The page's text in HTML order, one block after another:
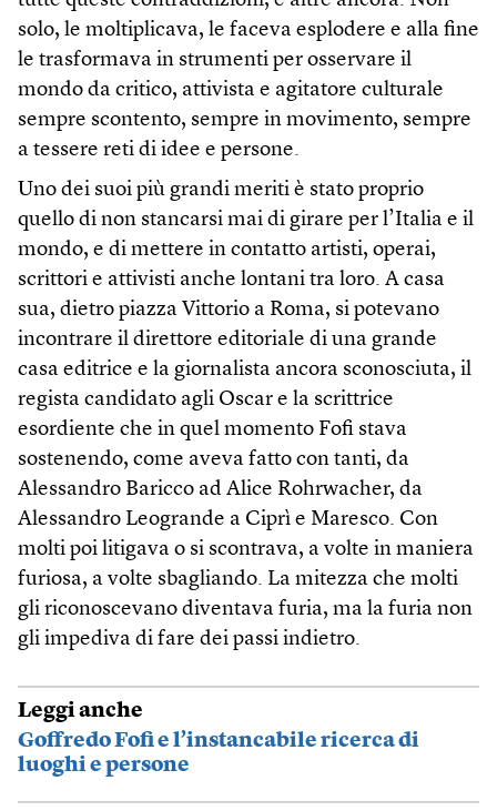
solo, le moltiplicava, le faceva esplodere e alla fine
le trasformava in strumenti per osservare il
mondo da critico, attivista e agitatore culturale
sempre scontento, sempre in movimento, sempre
a tessere reti di idee e persone.
Uno dei suoi più grandi meriti è stato proprio
quello di non stancarsi mai di girare per l’Italia e il
mondo, e di mettere in contatto artisti, operai,
scrittori e attivisti anche lontani tra loro. A casa
sua, dietro piazza Vittorio a Roma, si potevano
incontrare il direttore editoriale di una grande
casa editrice e la giornalista ancora sconosciuta, il
regista candidato agli Oscar e la scrittrice
esordiente che in quel momento Fofi stava
sostenendo, come aveva fatto con tanti, da
Alessandro Baricco ad Alice Rohrwacher, da
Alessandro Leogrande a Ciprì e Maresco. Con
molti poi litigava o si scontrava, a volte in maniera
furiosa, a volte sbagliando. La mitezza che molti
gli riconoscevano diventava furia, ma la furia non
gli impediva di fare dei passi indietro.
Leggi anche
Goffredo Fofi e l’instancabile ricerca di
luoghi e persone